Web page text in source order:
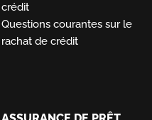
crédit
Questions courantes sur le
rachat de crédit